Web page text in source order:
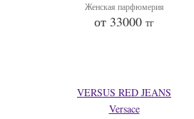
Женская парфюмерия
от 33000 тг
VERSUS RED JEANS
Versace